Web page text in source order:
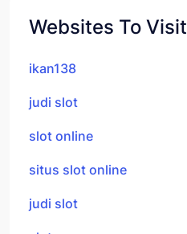
Websites To Visit
ikan138
judi slot
slot online
situs slot online
judi slot